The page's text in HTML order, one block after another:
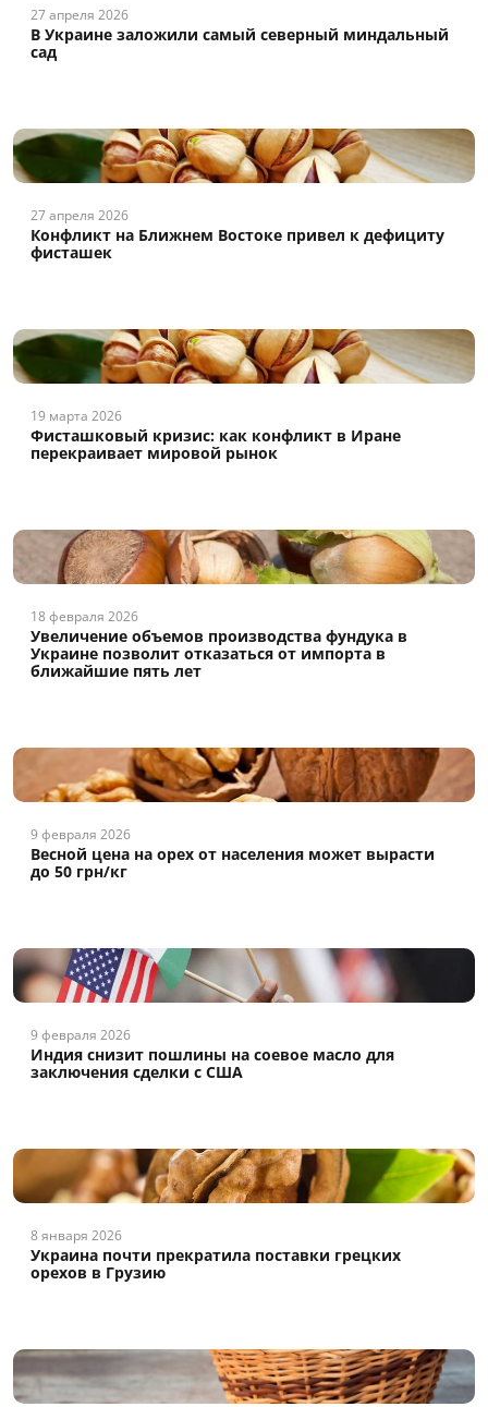
27 апреля 2026
В Украине заложили самый северный миндальный
сад
27 апреля 2026
Конфликт на Ближнем Востоке привел к дефициту
фисташек
19 марта 2026
Фисташковый кризис: как конфликт в Иране
перекраивает мировой рынок
18 февраля 2026
Увеличение объемов производства фундука в
Украине позволит отказаться от импорта в
ближайшие пять лет
9 февраля 2026
Весной цена на орех от населения может вырасти
до 50 грн/кг
9 февраля 2026
Индия снизит пошлины на соевое масло для
заключения сделки с США
8 января 2026
Украина почти прекратила поставки грецких
орехов в Грузию